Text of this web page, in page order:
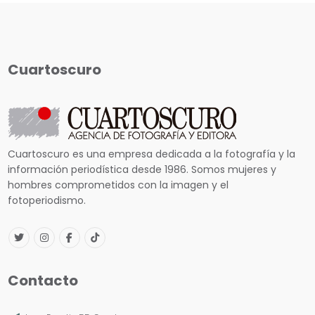
Cuartoscuro
Cuartoscuro es una empresa dedicada a la fotografía y la
información periodística desde 1986. Somos mujeres y
hombres comprometidos con la imagen y el
fotoperiodismo.
Contacto